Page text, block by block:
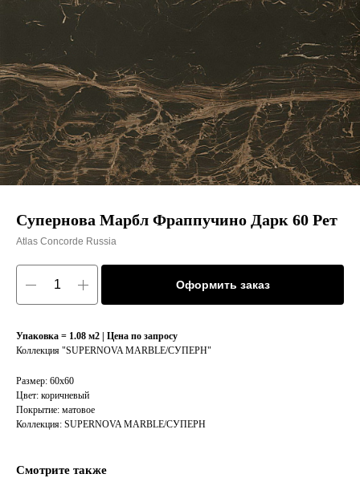
Супернова Марбл Фраппучино Дарк 60 Рет
Atlas Concorde Russia
Оформить заказ
Упаковка = 1.08 м2 | Цена по запросу
Коллекция "SUPERNOVA MARBLE/СУПЕРН"
Размер: 60х60
Цвет: коричневый
Покрытие: матовое
Коллекция: SUPERNOVA MARBLE/СУПЕРН
Смотрите также